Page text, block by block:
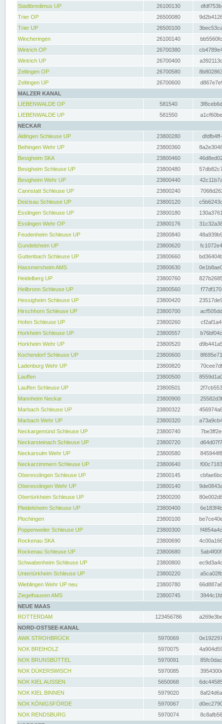
Stadtbredimus UP
26100130
Trier OP
26500080
Trier UP
26500100
Wincheringen
26100140
Wintrich OP
26700380
Wintrich UP
26700400
Zeltingen OP
26700580
Zeltingen UP
26700600
MALZER KANAL
LIEBENWALDE OP
581540
LIEBENWALDE UP
581550
NECKAR
Aldingen Schleuse UP
23800280
Beihingen Wehr UP
23800360
Besigheim SKA
23800460
Besigheim Schleuse UP
23800480
Besigheim Wehr UP
23800440
Cannstatt Schleuse UP
23800240
Deizisau Schleuse UP
23800120
Esslingen Schleuse UP
23800180
Esslingen Wehr OP
23800176
Feudenheim Schleuse UP
23800840
Gundelsheim UP
23800620
Guttenbach Schleuse UP
23800660
Hassmersheim AMS
23800630
Heidelberg UP
23800760
Heilbronn Schleuse UP
23800560
Hessigheim Schleuse UP
23800420
Hirschhorn Schleuse UP
23800700
Hofen Schleuse UP
23800260
Horkheim Schleuse UP
23800557
Horkheim Wehr UP
23800520
Kochendorf Schleuse UP
23800600
Ladenburg Wehr UP
23800820
Lauffen
23800500
Lauffen Schleuse UP
23800501
Mannheim Neckar
23800900
Marbach Schleuse UP
23800322
Marbach Wehr UP
23800320
Neckargemünd Schleuse UP
23800740
Neckarsteinach Schleuse UP
23800720
Neckarsulm Wehr UP
23800580
Neckarzimmern Schleuse UP
23800640
Oberesslingen Schleuse UP
23800145
Oberesslingen Wehr UP
23800140
Obertürkheim Schleuse UP
23800200
Pleidelsheim Schleuse UP
23800400
Plochingen
23800100
Poppenweiler Schleuse UP
23800300
Rockenau SKA
23800690
Rockenau Schleuse UP
23800680
Schwabenheim Schleuse UP
23800800
Untertürkheim Schleuse UP
23800220
Wieblingen Wehr UP neu
23800780
Ziegelhausen AMS
23800745
NEUE MAAS
ROTTERDAM
123456786
NORD-OSTSEE-KANAL
AWK STROHBRÜCK
5970069
NOK BREIHOLZ
5970075
NOK BRUNSBÜTTEL
5970091
NOK DÜKERSWISCH
5970085
NOK KIEL AUSSEN
5650068
NOK KIEL BINNEN
5979020
NOK KÖNIGSFÖRDE
5970067
NOK RENDSBURG
5970074